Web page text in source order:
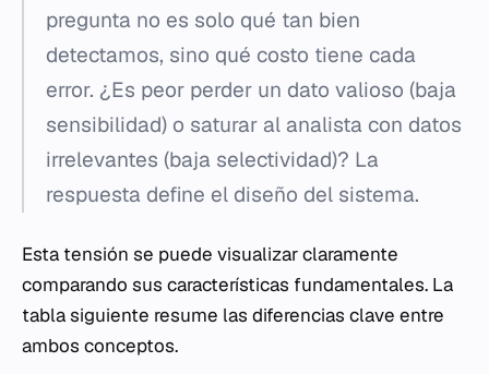
pregunta no es solo qué tan bien
detectamos, sino qué costo tiene cada
error. ¿Es peor perder un dato valioso (baja
sensibilidad) o saturar al analista con datos
irrelevantes (baja selectividad)? La
respuesta define el diseño del sistema.
Esta tensión se puede visualizar claramente
comparando sus características fundamentales. La
tabla siguiente resume las diferencias clave entre
ambos conceptos.